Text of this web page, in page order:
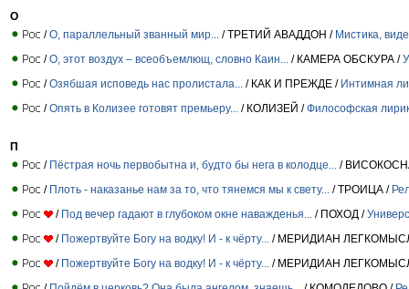
О
/О, параллельный званный мир... / ТРЕТИЙ АВАДДОН / Мистика,
/О, этот воздух – всеобъемлющ, словно Каин... / КАМЕРА ОБСКУРА /
/Озябшая исповедь нас пролистала... / КАК И ПРЕЖДЕ / Интимная
/Опять в Колизее готовят премьеру... / КОЛИЗЕЙ /Философская
П
/ Пёстрая ночь первобытна и, будто бы нега в колодце...
/
/ Плоть - наказанье нам за то, что тянемся мы к свету... / ТРОИЦА /
/ Под вечер гадают в глубоком окне наважденья... / ПОХОД /
/ Пожертвуйте Богу на водку! И - к чёрту...
/ МЕРИДИАН
/ Пожертвуйте Богу на водку! И - к чёрту...
/ МЕРИДИАН